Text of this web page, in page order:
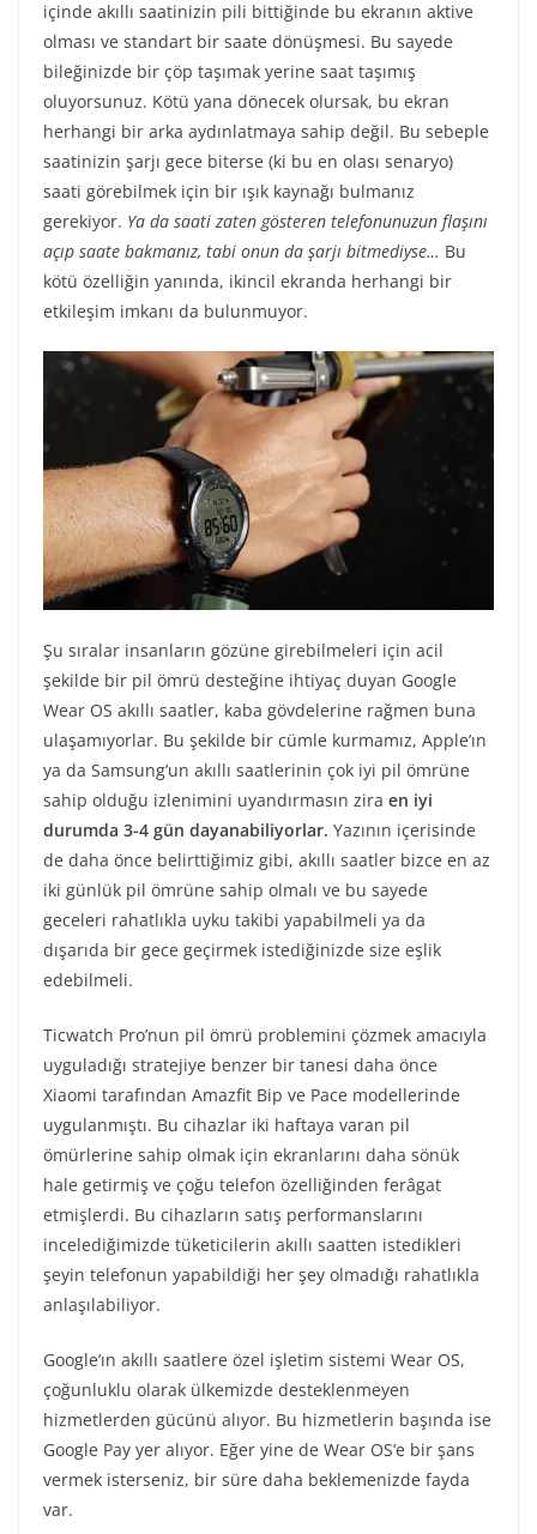
içinde akıllı saatinizin pili bittiğinde bu ekranın aktive
olması ve standart bir saate dönüşmesi. Bu sayede
bileğinizde bir çöp taşımak yerine saat taşımış
oluyorsunuz. Kötü yana dönecek olursak, bu ekran
herhangi bir arka aydınlatmaya sahip değil. Bu sebeple
saatinizin şarjı gece biterse (ki bu en olası senaryo)
saati görebilmek için bir ışık kaynağı bulmanız
gerekiyor. Ya da saati zaten gösteren telefonunuzun flaşını
açıp saate bakmanız, tabi onun da şarjı bitmediyse… Bu
kötü özelliğin yanında, ikincil ekranda herhangi bir
etkileşim imkanı da bulunmuyor.
Şu sıralar insanların gözüne girebilmeleri için acil
şekilde bir pil ömrü desteğine ihtiyaç duyan Google
Wear OS akıllı saatler, kaba gövdelerine rağmen buna
ulaşamıyorlar. Bu şekilde bir cümle kurmamız, Apple’ın
ya da Samsung’un akıllı saatlerinin çok iyi pil ömrüne
sahip olduğu izlenimini uyandırmasın zira en iyi
durumda 3-4 gün dayanabiliyorlar. Yazının içerisinde
de daha önce belirttiğimiz gibi, akıllı saatler bizce en az
iki günlük pil ömrüne sahip olmalı ve bu sayede
geceleri rahatlıkla uyku takibi yapabilmeli ya da
dışarıda bir gece geçirmek istediğinizde size eşlik
edebilmeli.
Ticwatch Pro’nun pil ömrü problemini çözmek amacıyla
uyguladığı stratejiye benzer bir tanesi daha önce
Xiaomi tarafından Amazfit Bip ve Pace modellerinde
uygulanmıştı. Bu cihazlar iki haftaya varan pil
ömürlerine sahip olmak için ekranlarını daha sönük
hale getirmiş ve çoğu telefon özelliğinden ferâgat
etmişlerdi. Bu cihazların satış performanslarını
incelediğimizde tüketicilerin akıllı saatten istedikleri
şeyin telefonun yapabildiği her şey olmadığı rahatlıkla
anlaşılabiliyor.
Google’ın akıllı saatlere özel işletim sistemi Wear OS,
çoğunluklu olarak ülkemizde desteklenmeyen
hizmetlerden gücünü alıyor. Bu hizmetlerin başında ise
Google Pay yer alıyor. Eğer yine de Wear OS’e bir şans
vermek isterseniz, bir süre daha beklemenizde fayda
var.